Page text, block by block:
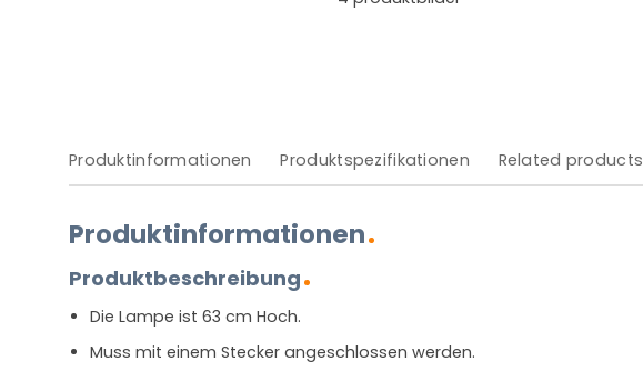
Produktinformationen Produktspezifikationen Related products
Produktinformationen
Produktbeschreibung
Die Lampe ist 63 cm Hoch.
Muss mit einem Stecker angeschlossen werden.